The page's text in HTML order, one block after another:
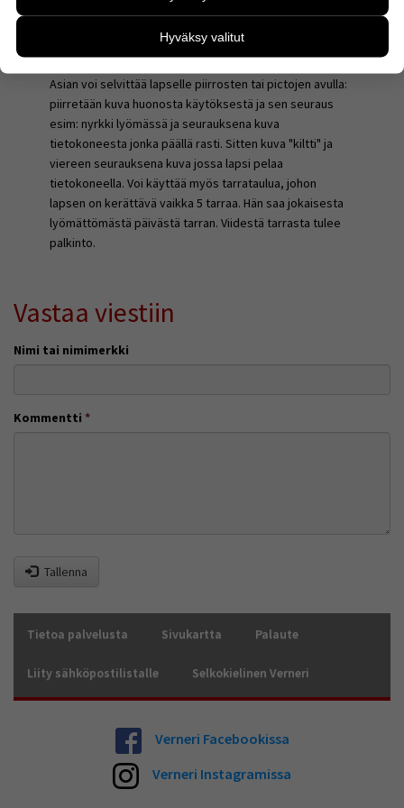
periksi vaan laitetaan korvatulpat itselle. Hyvästä
puistoon tms. Kun viikon on kunnolla pääsee
Asian voi selvittää lapselle piirrosten tai pictojen avulla:
piirretään kuva huonosta käytöksestä ja sen seuraus
esim: nyrkki lyömässä ja seurauksena kuva
tietokoneesta jonka päällä rasti. Sitten kuva "kiltti" ja
viereen seurauksena kuva jossa lapsi pelaa
tietokoneella. Voi käyttää myös tarrataulua, johon
lapsen on kerättävä vaikka 5 tarraa. Hän saa jokaisesta
lyömättömästä päivästä tarran. Viidestä tarrasta tulee
palkinto.
Vastaa viestiin
Nimi tai nimimerkki
Kommentti *
Tallenna
Tietoa palvelusta Sivukartta Palaute
Liity sähköpostilistalle Selkokielinen Verneri
Verneri Facebookissa
Verneri Instagramissa
käyttäjien tarpeita. Tietoa kerätään esimerkiksi
kävijämääristä ja siitä, mitä sivuja käytetään ja miten
sivuilla liikutaan. Emme kuitenkaan kerää
henkilötietoja kuten nimiä, eikä tietoja voi yhdistää
yksittäiseen käyttäjään.
Voit valita, hyväksytkö näiden evästeiden käytön.
Hyväksy valitut